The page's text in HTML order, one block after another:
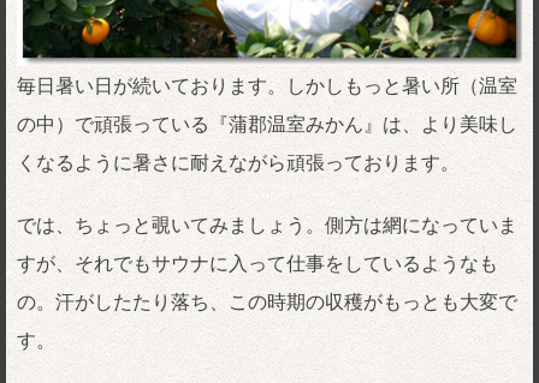
毎日暑い日が続いております。しかしもっと暑い所（温室
の中）で頑張っている『蒲郡温室みかん』は、より美味し
くなるように暑さに耐えながら頑張っております。
では、ちょっと覗いてみましょう。側方は網になっていま
すが、それでもサウナに入って仕事をしているようなも
の。汗がしたたり落ち、この時期の収穫がもっとも大変で
す。